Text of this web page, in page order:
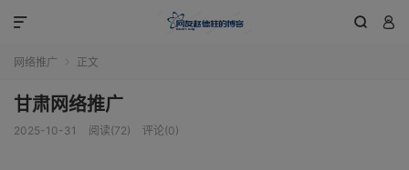
 

网络推广 正文
甘肃网络推广
2025-10-31 阅读(72) 评论(0)